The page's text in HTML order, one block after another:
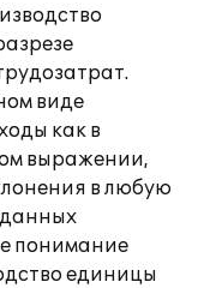
виде
как в
выражении,
в любую
данных
понимание
единицы